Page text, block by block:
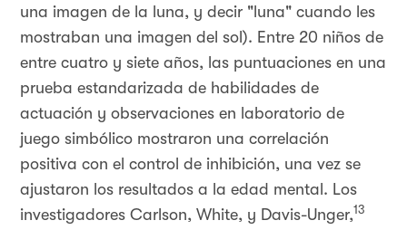
una imagen de la luna, y decir "luna" cuando les
mostraban una imagen del sol). Entre 20 niños de
entre cuatro y siete años, las puntuaciones en una
prueba estandarizada de habilidades de
actuación y observaciones en laboratorio de
juego simbólico mostraron una correlación
positiva con el control de inhibición, una vez se
ajustaron los resultados a la edad mental. Los
investigadores Carlson, White, y Davis-Unger,13